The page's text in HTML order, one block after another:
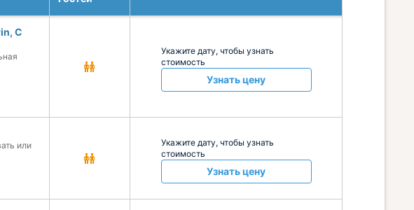
С
Укажите дату, чтобы узнать
стоимость
Узнать цену
или
Укажите дату, чтобы узнать
стоимость
Узнать цену